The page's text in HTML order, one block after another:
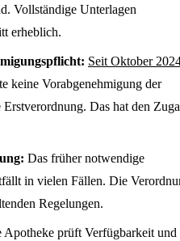
Vollständige Unterlagen
erheblich.
Seit Oktober
keine Vorabgenehmigung der
Das hat den
Das früher notwendige
in vielen Fällen. Die
Regelungen.
Apotheke prüft Verfügbarkeit und